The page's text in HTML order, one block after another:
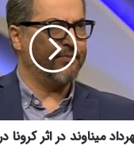
میناوند در اثر